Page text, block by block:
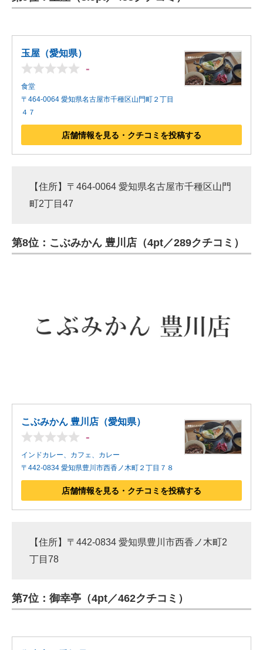
玉屋（愛知県）
-
食堂
〒464-0064 愛知県名古屋市千種区山門町２丁目
４７
店舗情報を見る・クチコミを投稿する
【住所】〒464-0064 愛知県名古屋市千種区山門
町2丁目47
第8位：こぶみかん 豊川店（4pt／289クチコミ）
こぶみかん 豊川店（愛知県）
-
インドカレー、カフェ、カレー
〒442-0834 愛知県豊川市西香ノ木町２丁目７８
店舗情報を見る・クチコミを投稿する
【住所】〒442-0834 愛知県豊川市西香ノ木町2
丁目78
第7位：御幸亭（4pt／462クチコミ）